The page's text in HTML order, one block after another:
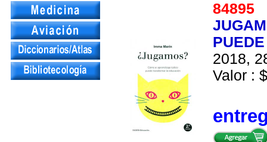
84895
2018,
Valor :